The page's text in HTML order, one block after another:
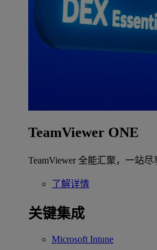
TeamViewer ONE
TeamViewer 全能汇聚，一站尽
了解详情
关键集成
Microsoft Intune